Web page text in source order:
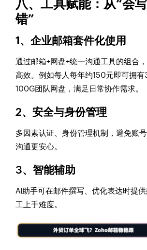
八、工具赋能：从“会
错”
1、企业邮箱套件化使用
通过邮箱+网盘+统一沟通工具的组合
高效。例如每人每年约150元即可拥
100G团队网盘，满足日常协作需求。
2、安全与身份管理
多因素认证、身份管理机制，避免账
沟通更安心。
3、智能辅助
AI助手可在邮件撰写、优化表达时提
工上手难度。